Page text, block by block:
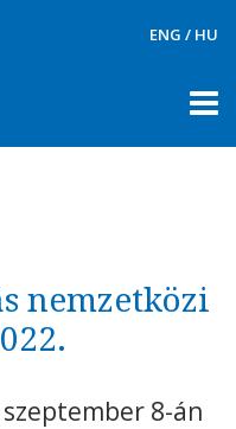
ENG / HU
nemzetközi
8-án